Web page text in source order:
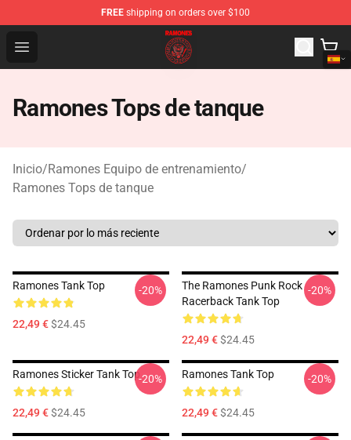
FREE shipping on orders over $100
Open menu
Ramones Store - Official Ramones Merchandise Shop
Ramones Tops de tanque
Inicio/Ramones Equipo de entrenamiento/
Ramones Tops de tanque
Ramones Tank Top
22,49 €$24.45
-20%
The Ramones Punk Rock
Racerback Tank Top
22,49 €$24.45
-20%
Ramones Sticker Tank Top
22,49 €$24.45
-20% Ramones Tank Top
22,49 €$24.45
-20%